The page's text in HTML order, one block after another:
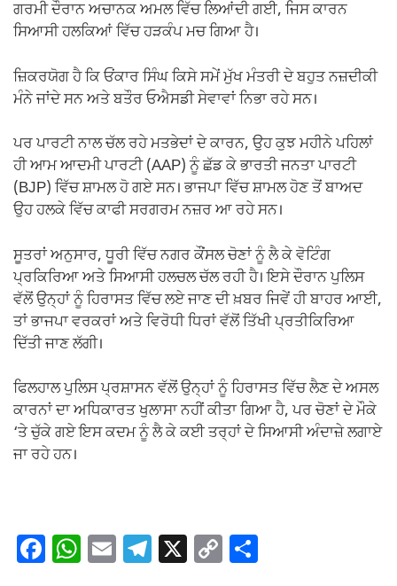
ਗਰਮੀ ਦੌਰਾਨ ਅਚਾਨਕ ਅਮਲ ਵਿੱਚ ਲਿਆਂਦੀ ਗਈ, ਜਿਸ ਕਾਰਨ
ਸਿਆਸੀ ਹਲਕਿਆਂ ਵਿੱਚ ਹੜਕੰਪ ਮਚ ਗਿਆ ਹੈ।
ਜ਼ਿਕਰਯੋਗ ਹੈ ਕਿ ਓਂਕਾਰ ਸਿੰਘ ਕਿਸੇ ਸਮੇਂ ਮੁੱਖ ਮੰਤਰੀ ਦੇ ਬਹੁਤ ਨਜ਼ਦੀਕੀ
ਮੰਨੇ ਜਾਂਦੇ ਸਨ ਅਤੇ ਬਤੌਰ ਓਐਸਡੀ ਸੇਵਾਵਾਂ ਨਿਭਾ ਰਹੇ ਸਨ।
ਪਰ ਪਾਰਟੀ ਨਾਲ ਚੱਲ ਰਹੇ ਮਤਭੇਦਾਂ ਦੇ ਕਾਰਨ, ਉਹ ਕੁਝ ਮਹੀਨੇ ਪਹਿਲਾਂ
ਹੀ ਆਮ ਆਦਮੀ ਪਾਰਟੀ (AAP) ਨੂੰ ਛੱਡ ਕੇ ਭਾਰਤੀ ਜਨਤਾ ਪਾਰਟੀ
(BJP) ਵਿੱਚ ਸ਼ਾਮਲ ਹੋ ਗਏ ਸਨ। ਭਾਜਪਾ ਵਿੱਚ ਸ਼ਾਮਲ ਹੋਣ ਤੋਂ ਬਾਅਦ
ਉਹ ਹਲਕੇ ਵਿੱਚ ਕਾਫੀ ਸਰਗਰਮ ਨਜ਼ਰ ਆ ਰਹੇ ਸਨ।
ਸੂਤਰਾਂ ਅਨੁਸਾਰ, ਧੂਰੀ ਵਿੱਚ ਨਗਰ ਕੌਂਸਲ ਚੋਣਾਂ ਨੂੰ ਲੈ ਕੇ ਵੋਟਿੰਗ
ਪ੍ਰਕਿਰਿਆ ਅਤੇ ਸਿਆਸੀ ਹਲਚਲ ਚੱਲ ਰਹੀ ਹੈ। ਇਸੇ ਦੌਰਾਨ ਪੁਲਿਸ
ਵੱਲੋਂ ਉਨ੍ਹਾਂ ਨੂੰ ਹਿਰਾਸਤ ਵਿੱਚ ਲਏ ਜਾਣ ਦੀ ਖ਼ਬਰ ਜਿਵੇਂ ਹੀ ਬਾਹਰ ਆਈ,
ਤਾਂ ਭਾਜਪਾ ਵਰਕਰਾਂ ਅਤੇ ਵਿਰੋਧੀ ਧਿਰਾਂ ਵੱਲੋਂ ਤਿੱਖੀ ਪ੍ਰਤੀਕਿਰਿਆ
ਦਿੱਤੀ ਜਾਣ ਲੱਗੀ।
ਫਿਲਹਾਲ ਪੁਲਿਸ ਪ੍ਰਸ਼ਾਸਨ ਵੱਲੋਂ ਉਨ੍ਹਾਂ ਨੂੰ ਹਿਰਾਸਤ ਵਿੱਚ ਲੈਣ ਦੇ ਅਸਲ
ਕਾਰਨਾਂ ਦਾ ਅਧਿਕਾਰਤ ਖੁਲਾਸਾ ਨਹੀਂ ਕੀਤਾ ਗਿਆ ਹੈ, ਪਰ ਚੋਣਾਂ ਦੇ ਮੌਕੇ
‘ਤੇ ਚੁੱਕੇ ਗਏ ਇਸ ਕਦਮ ਨੂੰ ਲੈ ਕੇ ਕਈ ਤਰ੍ਹਾਂ ਦੇ ਸਿਆਸੀ ਅੰਦਾਜ਼ੇ ਲਗਾਏ
ਜਾ ਰਹੇ ਹਨ।
F W E T X C